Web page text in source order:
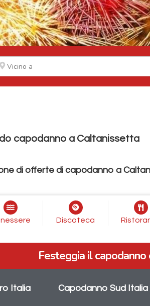
capodanno a Caltanissetta
di offerte di capodanno a
Discoteca
Festeggia il capodanno
Italia Capodanno Sud Italia